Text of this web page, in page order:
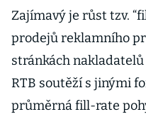
Zajímavý je růst tzv.
prodejů reklamního
stránkách nakladatelů
RTB soutěží s jinými
průměrná fill-rate